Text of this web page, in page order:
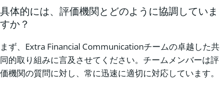
具体的には、評価機関とどのように協調していま
すか？
まず、Extra Financial Communicationチームの卓越した共
同的取り組みに言及させてください。チームメンバーは評
価機関の質問に対し、常に迅速に適切に対応しています。